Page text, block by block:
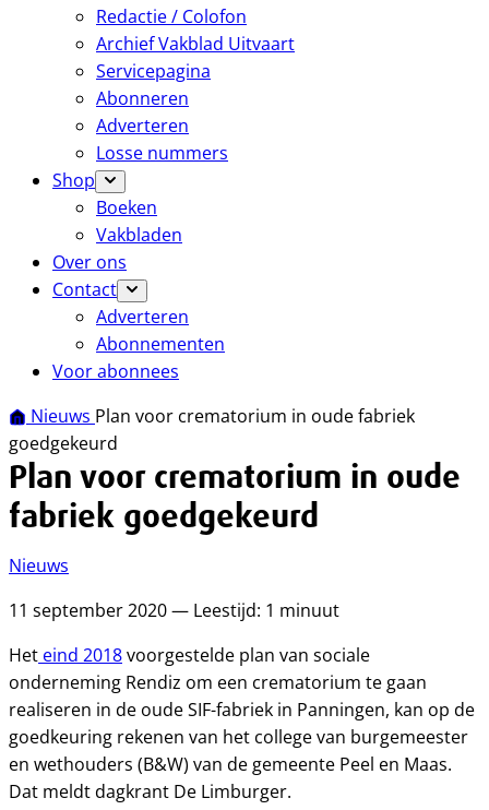
Redactie / Colofon
Archief Vakblad Uitvaart
Servicepagina
Abonneren
Adverteren
Losse nummers
Shop
Boeken
Vakbladen
Over ons
Contact
Adverteren
Abonnementen
Voor abonnees
Nieuws Plan voor crematorium in oude fabriek
goedgekeurd
Plan voor crematorium in oude
fabriek goedgekeurd
Nieuws
11 september 2020 — Leestijd: 1 minuut
Het eind 2018voorgestelde plan van sociale
onderneming Rendiz om een crematorium te gaan
realiseren in de oude SIF-fabriek in Panningen, kan op de
goedkeuring rekenen van het college van burgemeester
en wethouders (B&W) van de gemeente Peel en Maas.
Dat meldt dagkrant De Limburger.